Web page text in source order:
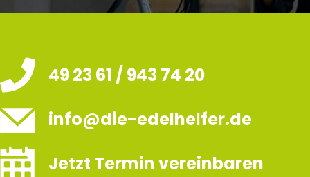
49 23 61 / 943 74 20
info@die-edelhelfer.de
Jetzt Termin vereinbaren